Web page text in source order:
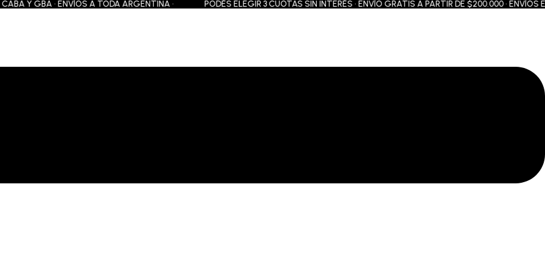
Y GBA • ENVÍOS A TODA ARGENTINA • PODÉS ELEGIR 3 CUOTAS SIN INTERÉS • ENVÍO GRATIS A PARTIR DE $200.000 • ENVÍOS